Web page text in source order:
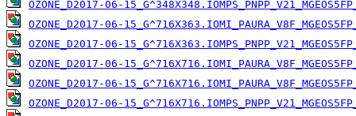
OZONE_D2017-06-
OZONE_D2017-06-
OZONE_D2017-06-
OZONE_D2017-06-
OZONE_D2017-06-
OZONE_D2017-06-